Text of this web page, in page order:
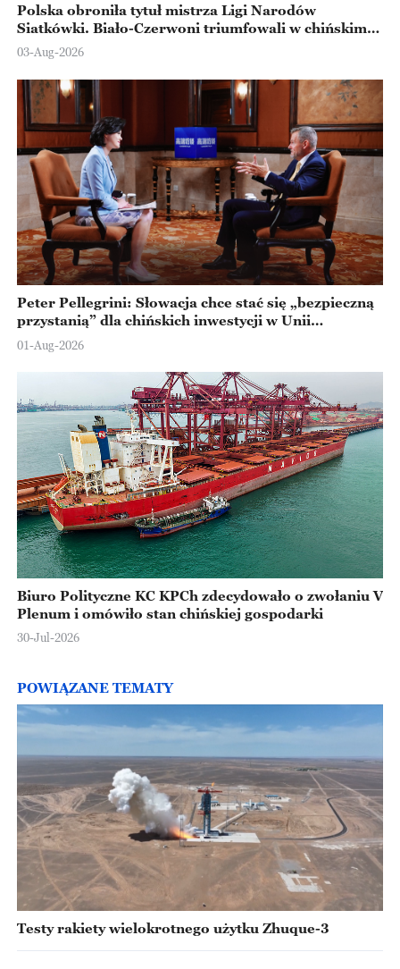
Polska obroniła tytuł mistrza Ligi Narodów
Siatkówki. Biało-Czerwoni triumfowali w chińskim
Ningbo
03-Aug-2026
Peter Pellegrini: Słowacja chce stać się „bezpieczną
przystanią” dla chińskich inwestycji w Unii
Europejskiej
01-Aug-2026
Biuro Polityczne KC KPCh zdecydowało o zwołaniu V
Plenum i omówiło stan chińskiej gospodarki
30-Jul-2026
POWIĄZANE TEMATY
Testy rakiety wielokrotnego użytku Zhuque-3